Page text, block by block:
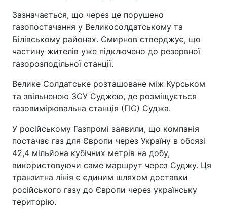
Зазначається, що через це порушено
газопостачання у Великосолдатському та
Білівському районах. Смирнов стверджує, що
частину жителів уже підключено до резервної
газорозподільної станції.
Велике Солдатське розташоване між Курськом
та звільненою ЗСУ Суджею, де розміщується
газовимірювальна станція (ГІС) Суджа.
У російському Газпромі заявили, що компанія
постачає газ для Європи через Україну в обсязі
42,4 мільйона кубічних метрів на добу,
використовуючи саме маршрут через Суджу. Ця
транзитна лінія є єдиним шляхом доставки
російського газу до Європи через українську
територію.